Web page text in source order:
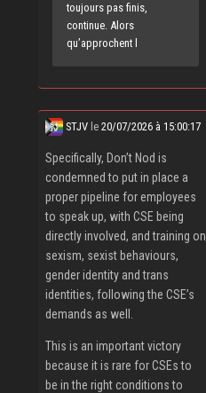
toujours pas finis,
continue. Alors
qu’approchent l
STJV le20/07/2026 à 15:00:17
Specifically, Don’t Nod is
condemned to put in place a
proper pipeline for employees
to speak up, with CSE being
directly involved, and training on
sexism, sexist behaviours,
gender identity and trans
identities, following the CSE’s
demands as well.
This is an important victory
because it is rare for CSEs to
be in the right conditions to